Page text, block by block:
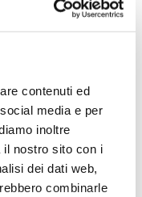
contenuti ed
media e per
inoltre
il nostro sito con i
dei dati web,
combinarle